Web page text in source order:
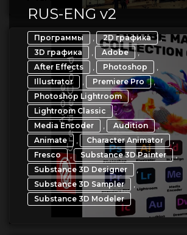
RUS-ENG v2
Программы , 2D графика ,
3D графика , Adobe ,
After Effects , Photoshop ,
Illustrator , Premiere Pro ,
Photoshop Lightroom ,
Lightroom Classic ,
Media Encoder , Audition ,
Animate , Character Animator ,
Fresco , Substance 3D Painter ,
Substance 3D Designer ,
Substance 3D Sampler ,
Substance 3D Modeler